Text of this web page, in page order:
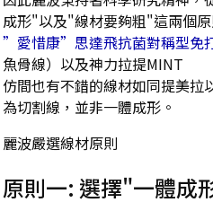
成形"以及"線材要夠粗"這兩個
” 愛惜康”思達飛抗菌對稱型免
魚骨線）以及神力拉提MINT
仿間也有不錯的線材如同提美拉
為切割線，並非一體成形。
麗波嚴選線材原則
原則一: 選擇"一體成